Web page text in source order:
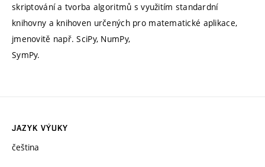
skriptování a tvorba algoritmů s využitím standardní
knihovny a knihoven určených pro matematické aplikace,
jmenovitě např. SciPy, NumPy,
SymPy.
JAZYK VÝUKY
čeština